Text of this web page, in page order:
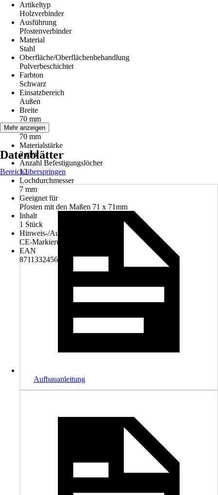
Artikeltyp
Holzverbinder
Ausführung
Pfostenverbinder
Material
Stahl
Oberfläche/Oberflächenbehandlung
Pulverbeschichtet
Farbton
Schwarz
Einsatzbereich
Außen
Breite
70 mm
Länge
70 mm
Materialstärke
2 mm
Anzahl Befestigungslöcher
12
Lochdurchmesser
7 mm
Geeignet für
Pfosten mit den Maßen 71 x 71mm
Inhalt
1 Stück
Hinweis-/Ausstattung
CE-Markierung
EAN
8711332456862
Mehr anzeigen
Datenblätter
Bereich überspringen
Aufbauanleitung